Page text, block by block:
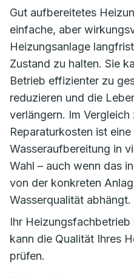
Gut aufbereitetes
einfache, aber
Heizungsanlage
Zustand zu halten. Sie
Betrieb effizienter zu
reduzieren und die
verlängern. Im Vergleich
Reparaturkosten ist
Wasseraufbereitung in
Wahl – auch wenn das
von der konkreten
Wasserqualität abhängt.
Ihr Heizungsfachbetrieb
kann die Qualität Ihres
prüfen.